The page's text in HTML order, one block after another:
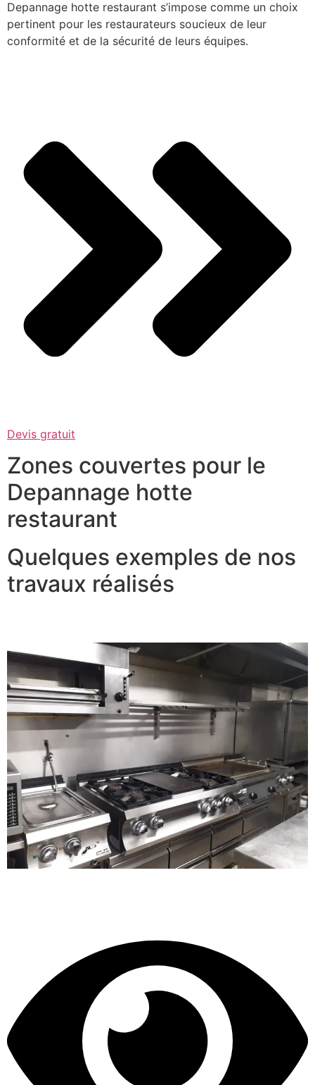
Depannage hotte restaurant s’impose comme un choix
pertinent pour les restaurateurs soucieux de leur
conformité et de la sécurité de leurs équipes.
Devis gratuit
Zones couvertes pour le
Depannage hotte
restaurant
Quelques exemples de nos
travaux réalisés